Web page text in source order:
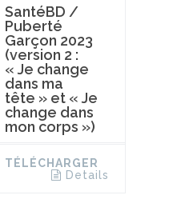
SantéBD /
Puberté
Garçon 2023
(version 2 :
« Je change
dans ma
tête » et « Je
change dans
mon corps »)
TÉLÉCHARGER
Details